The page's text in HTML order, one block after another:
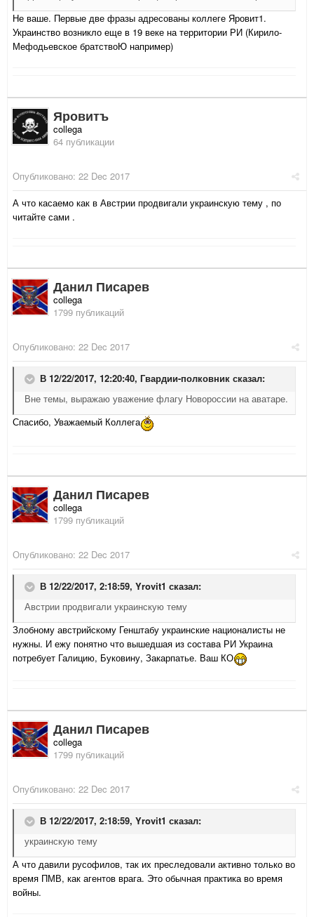
Не ваше. Первые две фразы адресованы коллеге Яровит1.
Украинство возникло еще в 19 веке на территории РИ (Кирило-
Мефодьевское братствоЮ например)
Яровитъ
collega
64 публикации
Опубликовано: 22 Dec 2017
А что касаемо как в Австрии продвигали украинскую тему , по
читайте сами .
Данил Писарев
collega
1799 публикаций
Опубликовано: 22 Dec 2017
В 12/22/2017, 12:20:40, Гвардии-полковник сказал:
Вне темы, выражаю уважение флагу Новороссии на аватаре.
Спасибо, Уважаемый Коллега
Данил Писарев
collega
1799 публикаций
Опубликовано: 22 Dec 2017
В 12/22/2017, 2:18:59, Yrovit1 сказал:
Австрии продвигали украинскую тему
Злобному австрийскому Генштабу украинские националисты не
нужны. И ежу понятно что вышедшая из состава РИ Украина
потребует Галицию, Буковину, Закарпатье. Ваш КО
Данил Писарев
collega
1799 публикаций
Опубликовано: 22 Dec 2017
В 12/22/2017, 2:18:59, Yrovit1 сказал:
украинскую тему
А что давили русофилов, так их преследовали активно только во
время ПМВ, как агентов врага. Это обычная практика во время
войны.